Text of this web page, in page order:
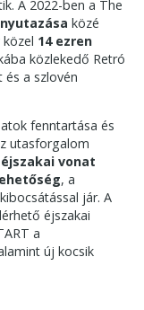
A 2022-ben a The
közé
14 ezren
közlekedő Retró
és a szlovén
fenntartása és
utasforgalom
éjszakai vonat
, a
jár. A
éjszakai
a
új kocsik